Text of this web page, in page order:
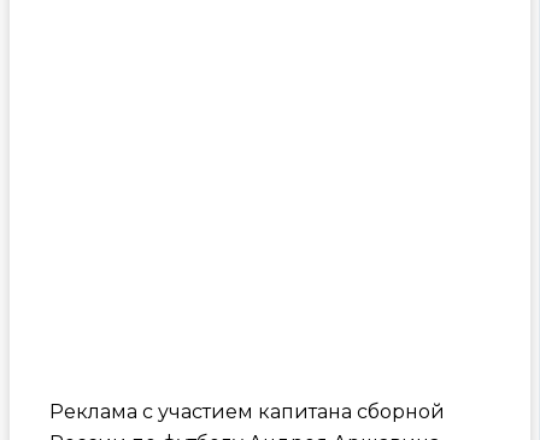
Реклама с участием капитана сборной